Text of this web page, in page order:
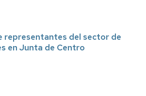
representantes del sector de
en Junta de Centro